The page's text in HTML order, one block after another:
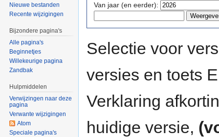
Van jaar (en eerder):
Selectie voor
versies en toets
Verklaring
huidige versie,
Nieuwe bestanden
Recente wijzigingen
Bijzondere pagina's
Alle pagina's
Beginnetjes
Willekeurige pagina
Zandbak
Hulpmiddelen
Verwijzingen naar deze
pagina
Verwante wijzigingen
Atom
Speciale pagina's